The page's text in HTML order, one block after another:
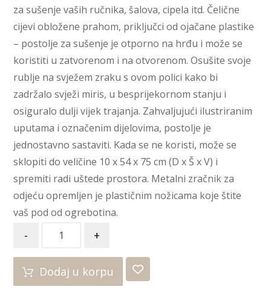
za sušenje vaših ručnika, šalova, cipela itd. Čelične
cijevi obložene prahom, priključci od ojačane plastike
– postolje za sušenje je otporno na hrđu i može se
koristiti u zatvorenom i na otvorenom. Osušite svoje
rublje na svježem zraku s ovom polici kako bi
zadržalo svježi miris, u besprijekornom stanju i
osiguralo dulji vijek trajanja. Zahvaljujući ilustriranim
uputama i označenim dijelovima, postolje je
jednostavno sastaviti. Kada se ne koristi, može se
sklopiti do veličine 10 x 54 x 75 cm (D x Š x V) i
spremiti radi uštede prostora. Metalni zračnik za
odjeću opremljen je plastičnim nožicama koje štite
vaš pod od ogrebotina.
- +
Dodaj u korpu